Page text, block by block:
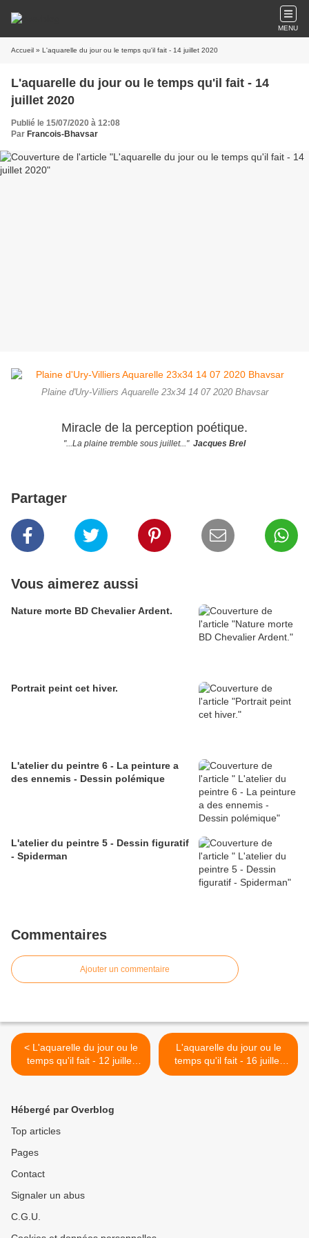
MENU
Accueil » L'aquarelle du jour ou le temps qu'il fait - 14 juillet 2020
L'aquarelle du jour ou le temps qu'il fait - 14
juillet 2020
Publié le 15/07/2020 à 12:08
Par Francois-Bhavsar
Plaine d'Ury-Villiers Aquarelle 23x34 14 07 2020 Bhavsar
Miracle de la perception poétique.
"...La plaine tremble sous juillet..." Jacques Brel
Partager
Vous aimerez aussi
Nature morte BD Chevalier Ardent.
Portrait peint cet hiver.
L'atelier du peintre 6 - La peinture a
des ennemis - Dessin polémique
L'atelier du peintre 5 - Dessin figuratif
- Spiderman
Commentaires
Ajouter un commentaire
< L'aquarelle du jour ou le
temps qu'il fait - 12 juillet
2020
L'aquarelle du jour ou le
temps qu'il fait - 16 juillet
2020 >
Hébergé par Overblog
Top articles
Pages
Contact
Signaler un abus
C.G.U.